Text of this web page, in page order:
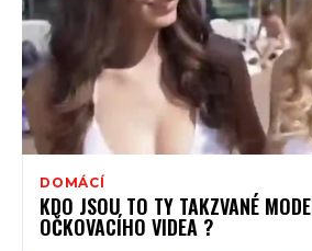
DOMÁCÍ
KDO JSOU TO TY TAKZVANÉ
OČKOVACÍHO VIDEA ?